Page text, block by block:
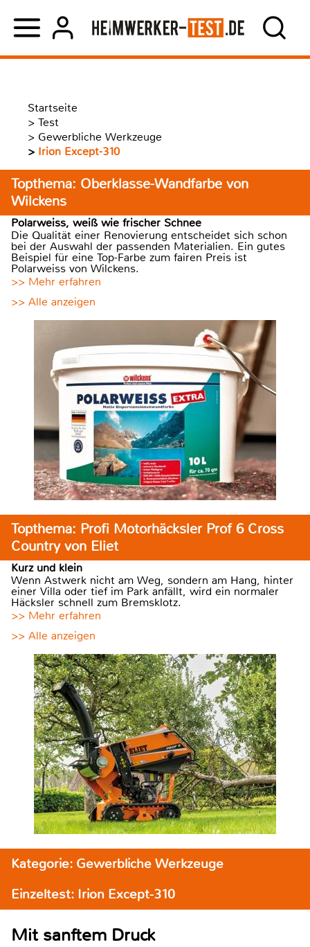
Startseite
> Test
> Gewerbliche Werkzeuge
> Irion Except-310
Topthema: Oberklasse-Wandfarbe von
Wilckens
Polarweiss, weiß wie frischer Schnee
Die Qualität einer Renovierung entscheidet sich schon
bei der Auswahl der passenden Materialien. Ein gutes
Beispiel für eine Top-Farbe zum fairen Preis ist
Polarweiss von Wilckens.
>> Mehr erfahren
>> Alle anzeigen
Topthema: Profi Motorhäcksler Prof 6 Cross
Country von Eliet
Kurz und klein
Wenn Astwerk nicht am Weg, sondern am Hang, hinter
einer Villa oder tief im Park anfällt, wird ein normaler
Häcksler schnell zum Bremsklotz.
>> Mehr erfahren
>> Alle anzeigen
Kategorie: Gewerbliche Werkzeuge
Einzeltest: Irion Except-310
Mit sanftem Druck